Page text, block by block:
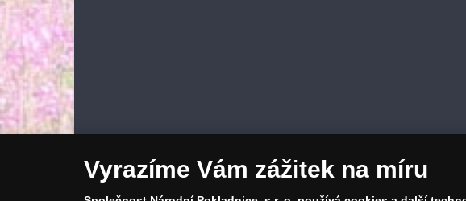
Vyrazíme Vám zážitek na míru